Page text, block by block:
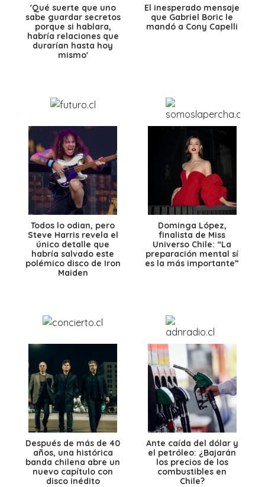
'Qué suerte que uno
sabe guardar secretos
porque si hablara,
habría relaciones que
durarían hasta hoy
mismo'
El inesperado mensaje
que Gabriel Boric le
mandó a Cony Capelli
Todos lo odian, pero
Steve Harris revela el
único detalle que
habría salvado este
polémico disco de Iron
Maiden
Dominga López,
finalista de Miss
Universo Chile: “La
preparación mental sí
es la más importante”
Después de más de 40
años, una histórica
banda chilena abre un
nuevo capítulo con
disco inédito
Ante caída del dólar y
el petróleo: ¿Bajarán
los precios de los
combustibles en
Chile?